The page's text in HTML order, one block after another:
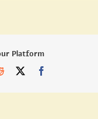
Platform!
Facebook
X